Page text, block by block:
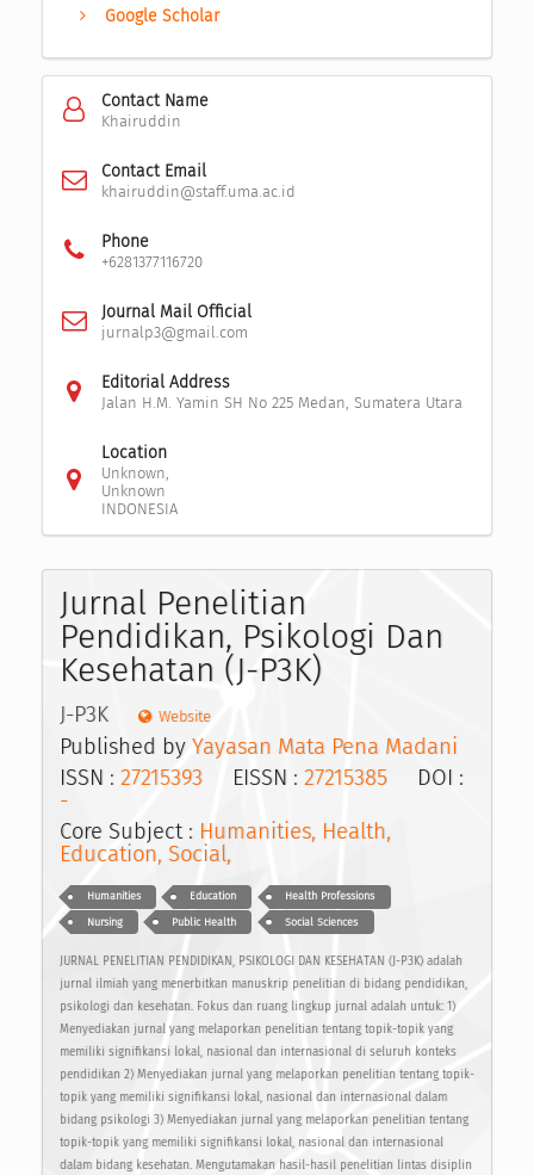
Google Scholar
Contact Name
Khairuddin
Contact Email
khairuddin@staff.uma.ac.id
Phone
+6281377116720
Journal Mail Official
jurnalp3@gmail.com
Editorial Address
Jalan H.M. Yamin SH No 225 Medan, Sumatera Utara
Location
Unknown,
Unknown
INDONESIA
Jurnal Penelitian
Pendidikan, Psikologi Dan
Kesehatan (J-P3K)
J-P3K Website
Published by Yayasan Mata Pena Madani
ISSN : 27215393 EISSN : 27215385 DOI :
-
Core Subject : Humanities, Health,
Education, Social,
Humanities Education Health Professions
Nursing Public Health Social Sciences
JURNAL PENELITIAN PENDIDIKAN, PSIKOLOGI DAN KESEHATAN (J-P3K) adalah
jurnal ilmiah yang menerbitkan manuskrip penelitian di bidang pendidikan,
psikologi dan kesehatan. Fokus dan ruang lingkup jurnal adalah untuk: 1)
Menyediakan jurnal yang melaporkan penelitian tentang topik-topik yang
memiliki signifikansi lokal, nasional dan internasional di seluruh konteks
pendidikan 2) Menyediakan jurnal yang melaporkan penelitian tentang topik-
topik yang memiliki signifikansi lokal, nasional dan internasional dalam
bidang psikologi 3) Menyediakan jurnal yang melaporkan penelitian tentang
topik-topik yang memiliki signifikansi lokal, nasional dan internasional
dalam bidang kesehatan. Mengutamakan hasil-hasil penelitian lintas disiplin